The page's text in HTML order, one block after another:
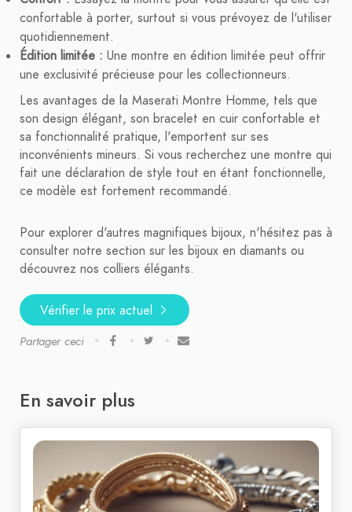
confortable à porter, surtout si vous prévoyez de l'utiliser
quotidiennement.
Édition limitée : Une montre en édition limitée peut offrir
une exclusivité précieuse pour les collectionneurs.
Les avantages de la Maserati Montre Homme, tels que
son design élégant, son bracelet en cuir confortable et
sa fonctionnalité pratique, l'emportent sur ses
inconvénients mineurs. Si vous recherchez une montre qui
fait une déclaration de style tout en étant fonctionnelle,
ce modèle est fortement recommandé.
Pour explorer d'autres magnifiques bijoux, n'hésitez pas à
consulter notre section sur les bijoux en diamants ou
découvrez nos colliers élégants.
Vérifier le prix actuel
Partager ceci
En savoir plus